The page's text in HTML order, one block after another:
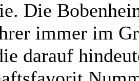
Die
immer im
darauf